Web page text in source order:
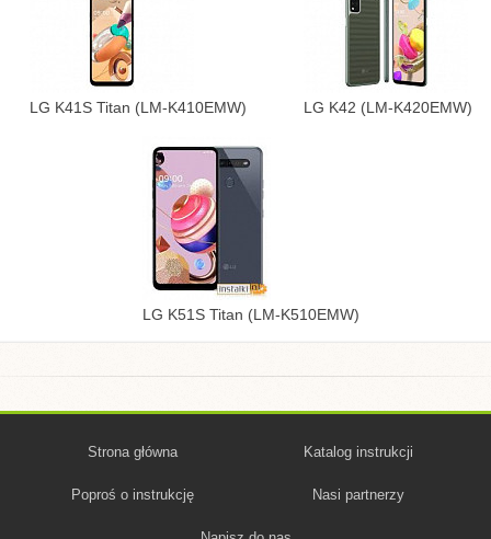
LG K41S Titan (LM-K410EMW) LG K42 (LM-K420EMW)
LG K51S Titan (LM-K510EMW)
Strona główna Katalog instrukcji
Poproś o instrukcję Nasi partnerzy